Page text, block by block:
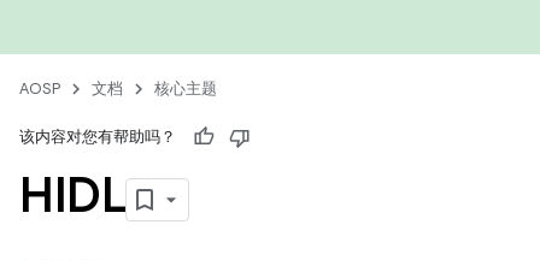
AOSP 文档 核心主题
该内容对您有帮助吗？
HIDL